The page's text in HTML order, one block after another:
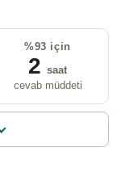
%93 için
2 saat
cevab müddeti